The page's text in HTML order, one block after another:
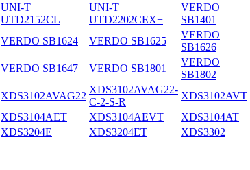
UNI-T
UTD2152CL
UNI-T
UTD2202CEX+
VERDO
SB1401
VERDO SB1624 VERDO SB1625
VERDO
SB1626
VERDO SB1647 VERDO SB1801
VERDO
SB1802
XDS3102AVAG22
XDS3102AVAG22-
C-2-S-R
XDS3102AVT
XDS3104AET XDS3104AEVT XDS3104AT
XDS3204E XDS3204ET XDS3302